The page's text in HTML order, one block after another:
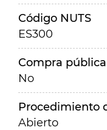
Código NUTS
ES300
Compra
No
Procedimiento
Abierto